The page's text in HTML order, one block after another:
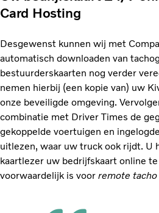
Card Hosting
Desgewenst kunnen wij met
automatisch downloaden van
bestuurderskaarten nog verder
nemen hierbij (een kopie van) uw
onze beveiligde omgeving.
combinatie met Driver Times de
gekoppelde voertuigen en
uitlezen, waar uw truck ook rijdt. U
kaartlezer uw bedrijfskaart online
voorwaardelijk is voor remote